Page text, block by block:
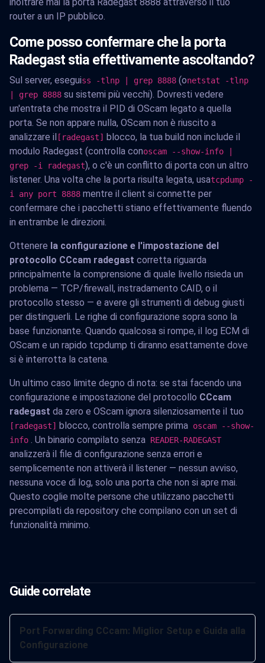
router a un IP pubblico.
Come posso confermare che la porta
Radegast stia effettivamente ascoltando?
Sul server, eseguiss -tlnp | grep 8888 (onetstat -tlnp
| grep 8888 su sistemi più vecchi). Dovresti vedere
un'entrata che mostra il PID di OScam legato a quella
porta. Se non appare nulla, OScam non è riuscito a
analizzare il [radegast] blocco, la tua build non include il
modulo Radegast (controlla conoscam --show-info |
grep -i radegast), o c'è un conflitto di porta con un altro
listener. Una volta che la porta risulta legata, usatcpdump -
i any port 8888 mentre il client si connette per
confermare che i pacchetti stiano effettivamente fluendo
in entrambe le direzioni.
Ottenere la configurazione e l'impostazione del
protocollo CCcam radegast corretta riguarda
principalmente la comprensione di quale livello risieda un
problema — TCP/firewall, instradamento CAID, o il
protocollo stesso — e avere gli strumenti di debug giusti
per distinguerli. Le righe di configurazione sopra sono la
base funzionante. Quando qualcosa si rompe, il log ECM di
OScam e un rapido tcpdump ti diranno esattamente dove
si è interrotta la catena.
Un ultimo caso limite degno di nota: se stai facendo una
configurazione e impostazione del protocollo CCcam
radegast da zero e OScam ignora silenziosamente il tuo
[radegast] blocco, controlla sempre prima oscam --show-
info . Un binario compilato senza READER-RADEGAST
analizzerà il file di configurazione senza errori e
semplicemente non attiverà il listener — nessun avviso,
nessuna voce di log, solo una porta che non si apre mai.
Questo coglie molte persone che utilizzano pacchetti
precompilati da repository che compilano con un set di
funzionalità minimo.
Guide correlate
Port Forwarding CCcam: Miglior Setup e Guida alla
Configurazione